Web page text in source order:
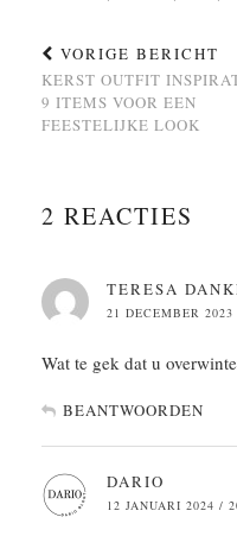
VORIGE BERICHT
KERST OUTFIT
9 ITEMS VOOR EEN
FEESTELIJKE LOOK
2 REACTIES
TERESA
21 DECEMBER
Wat te gek dat u
BEANTWOORDEN
DARIO
12 JANUARI 2024 /